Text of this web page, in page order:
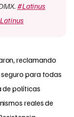
#Latinus
reclamando
para todas
de políticas
reales de